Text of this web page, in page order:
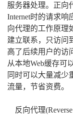
服务器处理。正向
Internet时的请求
向代理的工作原理
建立联系，只访问
高了后续用户的访
从本地Web缓存可
同时可以大量减少
流量，节省资费。
反向代理